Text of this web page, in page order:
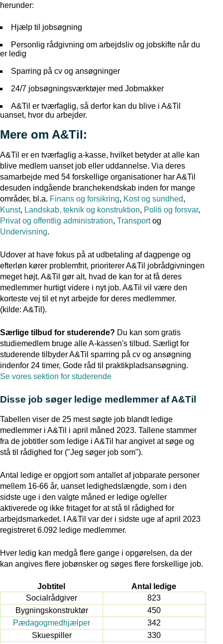
herunder:
Hjælp til jobsøgning
Personlig rådgivning om arbejdsliv og jobskifte når du
er ledig
Sparring på cv og ansøgninger
24/7 jobsøgningsværktøjer med Jobmakker
A&Til er tværfaglig, så derfor kan du blive i A&Til
uanset, hvor du arbejder.
Mere om A&Til:
A&Til er en tværfaglig a-kasse, hvilket betyder at alle kan
blive medlem uanset job eller uddannelse. Via deres
samarbejde med 54 forskellige organisationer har A&Til
desuden indgående branchekendskab inden for mange
områder, bl.a. Finans og forsikring, Kost og sundhed,
Kunst, Landskab, teknik og konstruktion, Politi og forsvar,
Privat og offentlig administration, Transportog
Undervisning.
Udover at have fokus på at udbetaling af dagpenge og
efterløn kører problemfrit, prioriterer A&Til jobrådgivningen
meget højt. A&Til gør alt, hvad de kan for at få deres
medlemmer hurtigt videre i nyt job. A&Til vil være den
korteste vej til et nyt arbejde for deres medlemmer.
(kilde: A&Til).
Særlige tilbud for studerende? Du kan som gratis
studiemedlem bruge alle A-kassen's tilbud. Særligt for
studerende tilbyder A&Til sparring på cv og ansøgning
indenfor 24 timer, Gode råd til praktikpladsansøgning.
Se vores sektion for studerende
Disse job søger ledige medlemmer af A&Til
Tabellen viser de 25 mest søgte job blandt ledige
medlemmer i A&Til i april måned 2023. Tallene stammer
fra de jobtitler som ledige i A&Til har angivet at søge og
stå til rådighed for ("Jeg søger job som").
Antal ledige er opgjort som antallet af jobparate personer
mellem 16-66 år, uanset ledighedslængde, som i den
sidste uge i den valgte måned er ledige og/eller
aktiverede og ikke fritaget for at stå til rådighed for
arbejdsmarkedet. I A&Til var der i sidste uge af april 2023
registreret 6.092 ledige medlemmer.
Hver ledig kan medgå flere gange i opgørelsen, da der
kan angives flere jobønsker og søges flere forskellige job.
Jobtitel
Antal ledige
Socialrådgiver
823
Bygningskonstruktør
450
Pædagogmedhjælper
342
Skuespiller
330